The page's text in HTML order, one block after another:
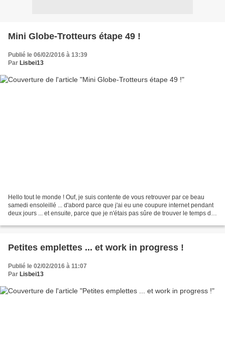
Mini Globe-Trotteurs étape 49 !
Publié le 06/02/2016 à 13:39
Par Lisbei13
Hello tout le monde ! Ouf, je suis contente de vous retrouver par ce beau
samedi ensoleillé ... d'abord parce que j'ai eu une coupure internet pendant
deux jours ... et ensuite, parce que je n'étais pas sûre de trouver le temps de
Petites emplettes ... et work in progress !
Publié le 02/02/2016 à 11:07
Par Lisbei13